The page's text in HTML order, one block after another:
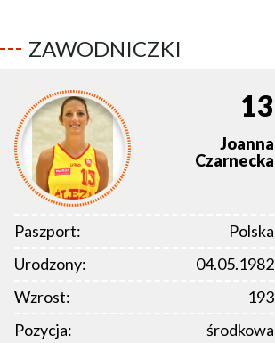
ZAWODNICZKI
13
Joanna
Czarnecka
Paszport:
Polska
Urodzony:
04.05.1982
Wzrost:
193
Pozycja:
środkowa